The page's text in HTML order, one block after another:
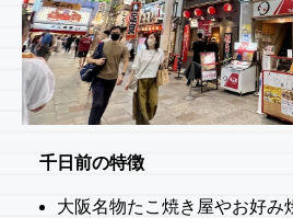
千日前の特徴
大阪名物たこ焼き屋やお好み